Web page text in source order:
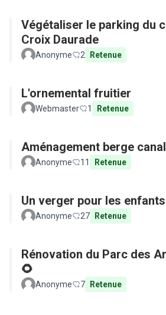
Végétaliser le parking du
Croix Daurade
Anonyme 2 Retenue
L'ornemental fruitier
Webmaster 1 Retenue
Aménagement berge
Anonyme 11 Retenue
Un verger pour les
Anonyme 27 Retenue
Rénovation du Parc des
🌻
Anonyme 7 Retenue